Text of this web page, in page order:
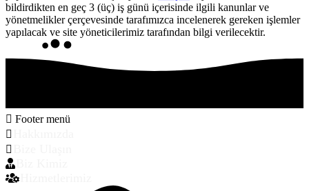
bildirdikten en geç 3 (üç) iş günü içerisinde ilgili kanunlar ve
yönetmelikler çerçevesinde tarafımızca incelenerek gereken işlemler
yapılacak ve site yöneticilerimiz tarafından bilgi verilecektir.
Footer menü